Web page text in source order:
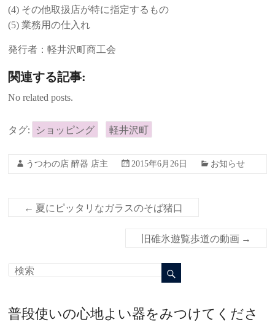
(4) その他取扱店が特に指定するもの
(5) 業務用の仕入れ
発行者：軽井沢町商工会
関連する記事:
No related posts.
タグ: ショッピング 軽井沢町
うつわの店 醉器 店主 2015年6月26日 お知らせ
← 夏にピッタリなガラスのそば猪口
旧碓氷遊覧歩道の動画 →
普段使いの心地よい器をみつけてくださ